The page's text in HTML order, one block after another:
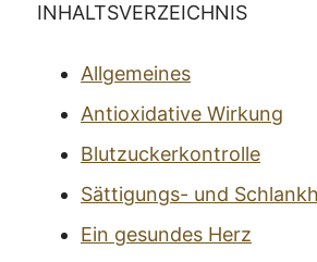
INHALTSVERZEICHNIS
Allgemeines
Antioxidative Wirkung
Blutzuckerkontrolle
Sättigungs- und
Ein gesundes Herz